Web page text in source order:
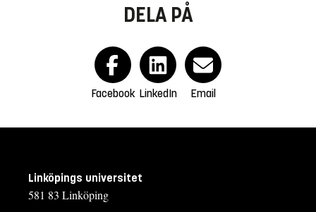
DELA PÅ
Facebook LinkedIn Email
Linköpings universitet
581 83 Linköping